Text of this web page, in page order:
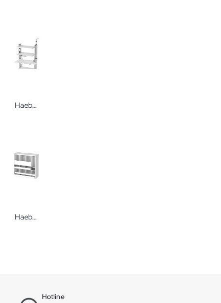
Haeberle swingo-clinic Endoskopiewagen 60.2 Der profilstarke und robuste Gerätewagen
Haeberle Compact Injektionsset zur Wandmontage oder Montage am Vielzweckwagen
Hotline